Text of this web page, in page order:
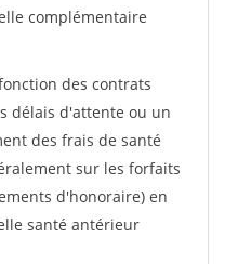
complémentaire
des contrats
délais d'attente ou un
des frais de santé
sur les forfaits
d'honoraire) en
santé antérieur